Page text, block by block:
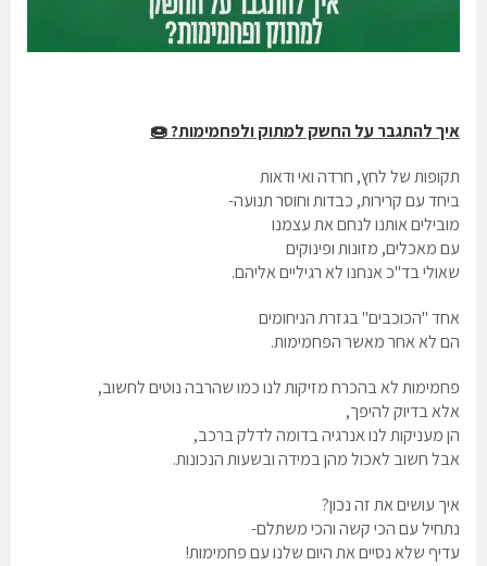
איך להתגבר על החשק למתוק ולפחמימות? 🍩
תקופות של לחץ, חרדה ואי ודאות
ביחד עם קרירות, כבדות וחוסר תנועה-
מובילים אותנו לנחם את עצמנו
עם מאכלים, מזונות ופינוקים
שאולי בד"כ אנחנו לא רגיליים אליהם.
אחד "הכוכבים" בגזרת הניחומים
הם לא אחר מאשר הפחמימות.
פחמימות לא בהכרח מזיקות לנו כמו שהרבה נוטים לחשוב,
אלא בדיוק להיפך,
הן מעניקות לנו אנרגיה בדומה לדלק ברכב,
אבל חשוב לאכול מהן במידה ובשעות הנכונות.
איך עושים את זה נכון?
נתחיל עם הכי קשה והכי משתלם-
עדיף שלא נסיים את היום שלנו עם פחמימות!